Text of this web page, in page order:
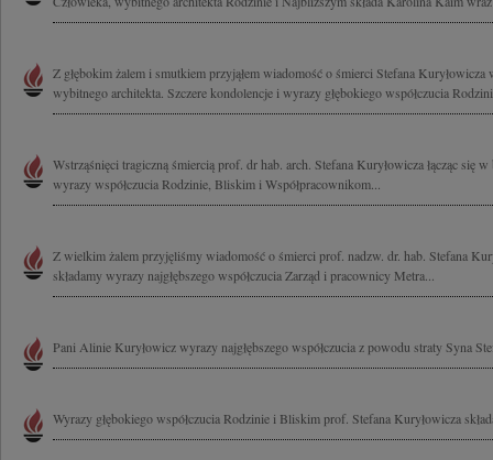
Z głębokim żalem i smutkiem przyjąłem wiadomość o śmierci Stefana Kuryłowicza
wybitnego architekta. Szczere kondolencje i wyrazy głębokiego współczucia
Wstrząśnięci tragiczną śmiercią prof. dr hab. arch. Stefana Kuryłowicza łącząc się
wyrazy współczucia Rodzinie, Bliskim i Współpracownikom...
Z wielkim żalem przyjęliśmy wiadomość o śmierci prof. nadzw. dr. hab. Stefana
składamy wyrazy najgłębszego współczucia Zarząd i pracownicy Metra...
Pani Alinie Kuryłowicz wyrazy najgłębszego współczucia z powodu straty Syna
Wyrazy głębokiego współczucia Rodzinie i Bliskim prof. Stefana Kuryłowicza